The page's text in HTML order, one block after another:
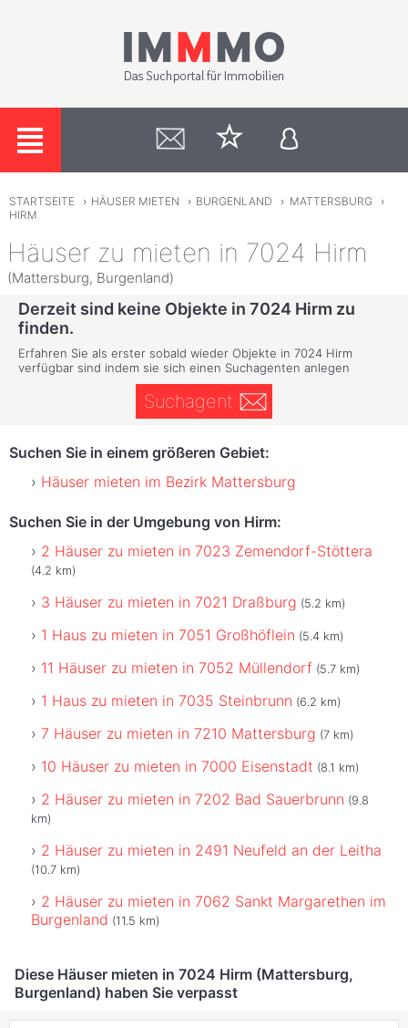
STARTSEITE › HÄUSER MIETEN › BURGENLAND › MATTERSBURG
›
HIRM
Häuser zu mieten in 7024 Hirm
(Mattersburg, Burgenland)
Derzeit sind keine Objekte in 7024 Hirm zu
finden.
Erfahren Sie als erster sobald wieder Objekte in 7024 Hirm
verfügbar sind indem sie sich einen Suchagenten anlegen
Suchagent
Suchen Sie in einem größeren Gebiet:
Häuser mieten im Bezirk Mattersburg
Suchen Sie in der Umgebung von Hirm:
2 Häuser zu mieten in 7023 Zemendorf-Stöttera
(4.2 km)
3 Häuser zu mieten in 7021 Draßburg (5.2 km)
1 Haus zu mieten in 7051 Großhöflein (5.4 km)
11 Häuser zu mieten in 7052 Müllendorf (5.7 km)
1 Haus zu mieten in 7035 Steinbrunn (6.2 km)
7 Häuser zu mieten in 7210 Mattersburg (7 km)
10 Häuser zu mieten in 7000 Eisenstadt (8.1 km)
2 Häuser zu mieten in 7202 Bad Sauerbrunn (9.8
km)
2 Häuser zu mieten in 2491 Neufeld an der Leitha
(10.7 km)
2 Häuser zu mieten in 7062 Sankt Margarethen im
Burgenland (11.5 km)
Diese Häuser mieten in 7024 Hirm (Mattersburg,
Burgenland) haben Sie verpasst